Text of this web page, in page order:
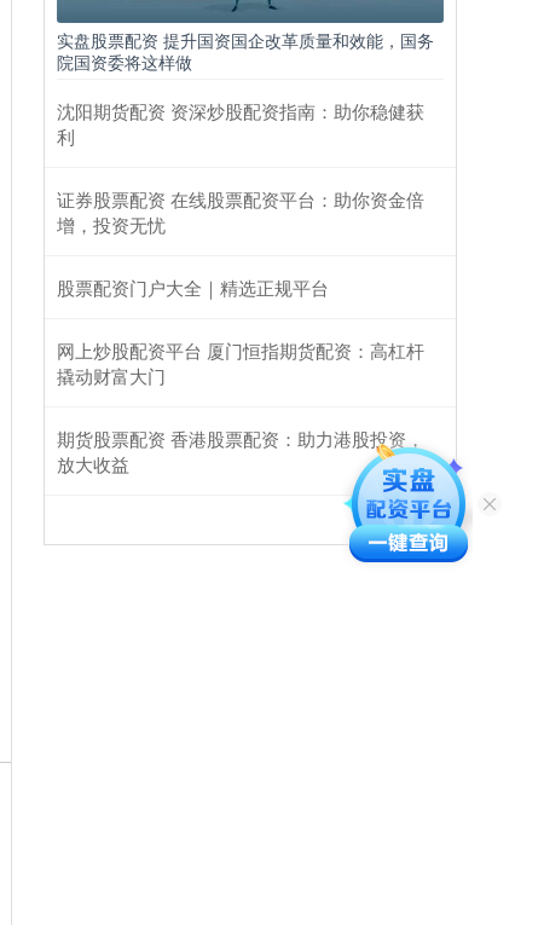
实盘股票配资 提升国资国企改革质量和效能，国务
院国资委将这样做
沈阳期货配资 资深炒股配资指南：助你稳健获
利
证券股票配资 在线股票配资平台：助你资金倍
增，投资无忧
股票配资门户大全｜精选正规平台
网上炒股配资平台 厦门恒指期货配资：高杠杆
撬动财富大门
期货股票配资 香港股票配资：助力港股投资，
放大收益